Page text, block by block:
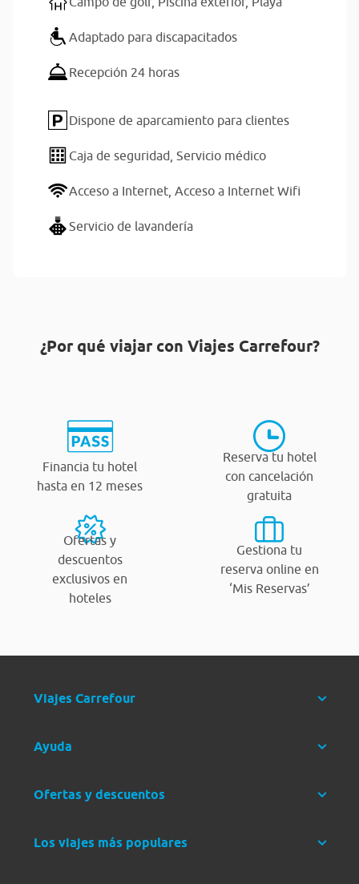
Adaptado para discapacitados
Recepción 24 horas
Dispone de aparcamiento para clientes
Caja de seguridad, Servicio médico
Acceso a Internet, Acceso a Internet Wifi
Servicio de lavandería
¿Por qué viajar con Viajes Carrefour?
Financia tu hotel
hasta en 12 meses
Reserva tu hotel
con cancelación
gratuita
Ofertas y
descuentos
exclusivos en
hoteles
Gestiona tu
reserva online en
‘Mis Reservas’
Viajes Carrefour
Ayuda
Ofertas y descuentos
Los viajes más populares